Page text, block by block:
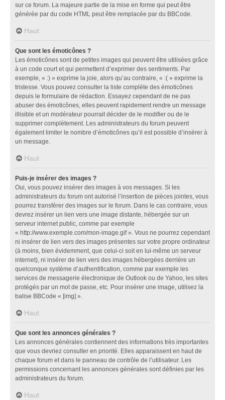
sur ce forum. La majeure partie de la mise en forme qui peut être
générée par du code HTML peut être remplacée par du BBCode.
Haut
Que sont les émoticônes ?
Les émoticônes sont de petites images qui peuvent être utilisées grâce
à un code court et qui permettent d’exprimer des sentiments. Par
exemple, « :) » exprime la joie, alors qu’au contraire, « :( » exprime la
tristesse. Vous pouvez consulter la liste complète des émoticônes
depuis le formulaire de rédaction. Essayez cependant de ne pas
abuser des émoticônes, elles peuvent rapidement rendre un message
illisible et un modérateur pourrait décider de le modifier ou de le
supprimer complètement. Les administrateurs du forum peuvent
également limiter le nombre d’émoticônes qu’il est possible d’insérer à
un message.
Haut
Puis-je insérer des images ?
Oui, vous pouvez insérer des images à vos messages. Si les
administrateurs du forum ont autorisé l’insertion de pièces jointes, vous
pourrez transférer des images sur le forum. Dans le cas contraire, vous
devrez insérer un lien vers une image distante, hébergée sur un
serveur internet public, comme par exemple
« http://www.exemple.com/mon-image.gif ». Vous ne pourrez cependant
ni insérer de lien vers des images présentes sur votre propre ordinateur
(à moins, bien évidemment, que celui-ci soit en lui-même un serveur
internet), ni insérer de lien vers des images hébergées derrière un
quelconque système d’authentification, comme par exemple les
services de messagerie électronique de Outlook ou de Yahoo, les sites
protégés par un mot de passe, etc. Pour insérer une image, utilisez la
balise BBCode « [img] ».
Haut
Que sont les annonces générales ?
Les annonces générales contiennent des informations très importantes
que vous devriez consulter en priorité. Elles apparaissent en haut de
chaque forum et dans le panneau de contrôle de l’utilisateur. Les
permissions concernant les annonces générales sont définies par les
administrateurs du forum.
Haut